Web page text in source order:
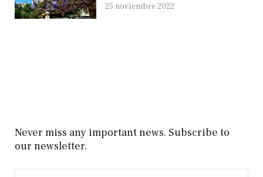
25 noviembre 2022
Never miss any important news. Subscribe to
our newsletter.